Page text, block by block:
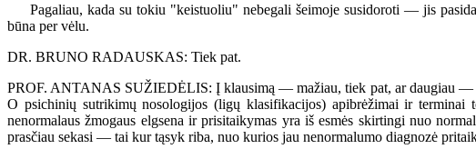
Pagaliau, kada su tokiu "keistuoliu" nebegali šeimoje susidoroti — jis
būna per vėlu.
DR. BRUNO RADAUSKAS: Tiek pat.
PROF. ANTANAS SUŽIEDĖLIS: Į klausimą — mažiau, tiek pat, ar daugiau —
O psichinių sutrikimų nosologijos (ligų klasifikacijos) apibrėžimai ir
nenormalaus žmogaus elgsena ir prisitaikymas yra iš esmės skirtingi nuo
prasčiau sekasi — tai kur tąsyk riba, nuo kurios jau nenormalumo diagnozė